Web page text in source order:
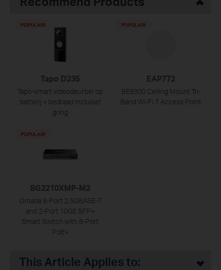
Tapo D235
Tapo-smart videodeurbel op
batterij + bedraad inclusief
gong
POPULAIR
EAP772
BE9300 Ceiling Mount Tri-
Band Wi-Fi 7 Access Point
POPULAIR
SG2210XMP-M2
Omada 8-Port 2.5GBASE-T
and 2-Port 10GE SFP+
Smart Switch with 8-Port
PoE+
POPULAIR
This Article Applies to: